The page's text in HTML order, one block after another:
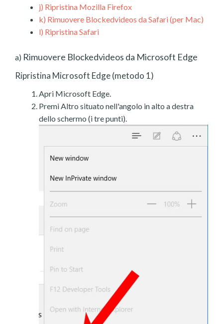
j) Ripristina Mozilla Firefox
k) Rimuovere Blockedvideos da Safari (per Mac)
l) Ripristina Safari
a) Rimuovere Blockedvideos da Microsoft Edge
Ripristina Microsoft Edge (metodo 1)
Apri Microsoft Edge.
Premi Altro situato nell'angolo in alto a destra
dello schermo (i tre punti).